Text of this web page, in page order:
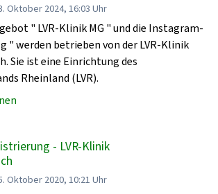
Oktober 2024, 16:03 Uhr
" LVR-Klinik MG " und die Instagram-
" werden betrieben von der LVR-Klinik
Sie ist eine Einrichtung des
Rheinland (LVR).
- LVR-Klinik
Oktober 2020, 10:21 Uhr